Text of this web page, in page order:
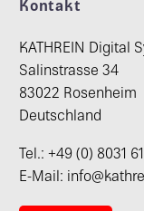
Kontakt
KATHREIN Digital
Salinstrasse 34
83022 Rosenheim
Deutschland
Tel.: +49 (0) 8031
E-Mail: